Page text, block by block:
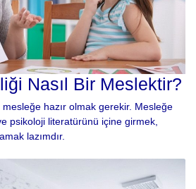
Nasıl Bir Meslektir?
hazır olmak gerekir. Mesleğe
psikoloji literatürünü içine girmek,
lazımdır.